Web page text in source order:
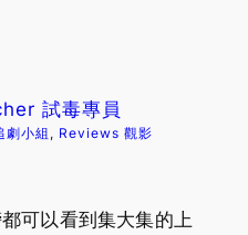
試毒專員
小組 , Reviews 觀影
可以看到集大集的上